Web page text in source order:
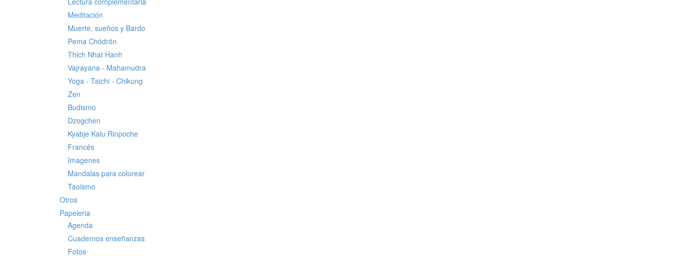
Meditación
Muerte, sueños y Bardo
Pema Chödrön
Thich Nhat Hanh
Vajrayana - Mahamudra
Yoga - Taichi - Chikung
Zen
Budismo
Dzogchen
Kyabje Kalu Rinpoche
Francés
Imagenes
Mandalas para colorear
Taoismo
Otros
Papeleria
Agenda
Cuadernos enseñanzas
Fotos